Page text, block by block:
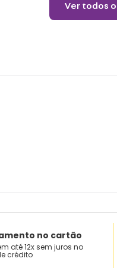
Ver todos
no cartão
até 12x sem juros no
crédito